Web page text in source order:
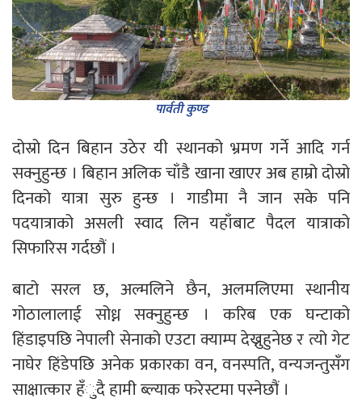
पार्वती कुण्ड
दोस्रो दिन बिहान उठेर यी स्थानको भ्रमण गर्ने आदि गर्न
सक्नुहुन्छ । बिहान अलिक चाँडै खाना खाएर अब हाम्रो दोस्रो
दिनको यात्रा सुरु हुन्छ । गाडीमा नै जान सके पनि
पदयात्राको असली स्वाद लिन यहाँबाट पैदल यात्राको
सिफारिस गर्दछौं ।
बाटो सरल छ, अल्मलिने छैन, अलमलिएमा स्थानीय
गोठालालाई सोध्न सक्नुहुन्छ । करिब एक घन्टाको
हिंडाइपछि नेपाली सेनाको एउटा क्याम्प देख्नुहुनेछ र त्यो गेट
नाघेर हिंडेपछि अनेक प्रकारका वन, वनस्पति, वन्यजन्तुसँग
साक्षात्कार हँुदै हामी ब्ल्याक फरेस्टमा पस्नेछौं ।